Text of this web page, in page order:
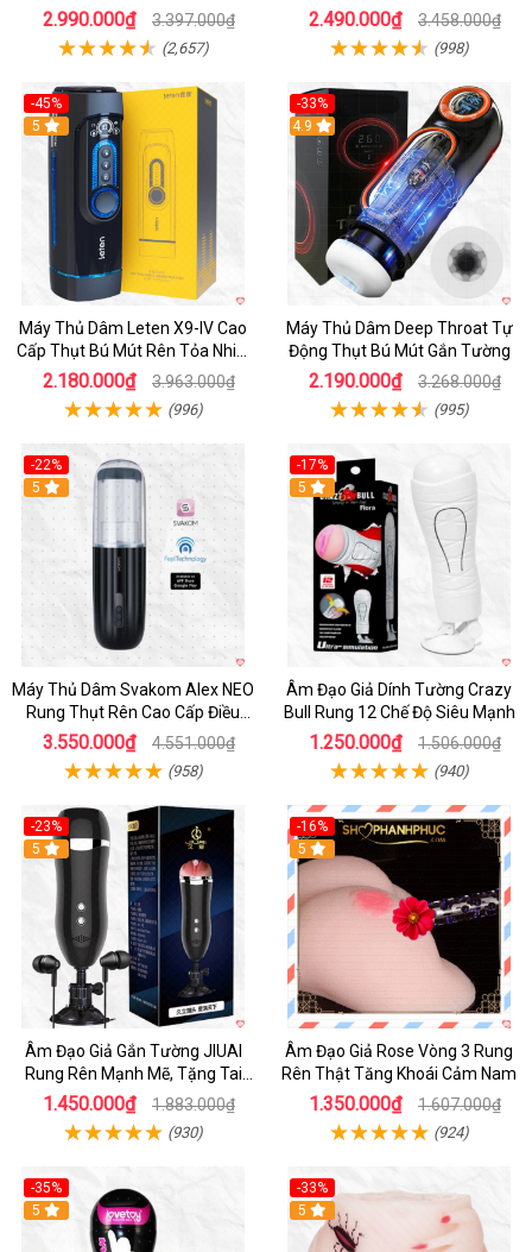
Phê
2.990.000₫ 3.397.000₫
(2,657)
2.490.000₫ 3.458.000₫
(998)
-45%
Hot
5
Máy Thủ Dâm Leten X9-IV Cao
Cấp Thụt Bú Mút Rên Tỏa Nhiệt
Sạc Pin
2.180.000₫ 3.963.000₫
(996)
-33%
Hot
4.9
Máy Thủ Dâm Deep Throat Tự
Động Thụt Bú Mút Gắn Tường
2.190.000₫ 3.268.000₫
(995)
-22%
5
Máy Thủ Dâm Svakom Alex NEO
Rung Thụt Rên Cao Cấp Điều
Khiển App
3.550.000₫ 4.551.000₫
(958)
-17%
5
Âm Đạo Giả Dính Tường Crazy
Bull Rung 12 Chế Độ Siêu Mạnh
1.250.000₫ 1.506.000₫
(940)
-23%
5
Âm Đạo Giả Gắn Tường JIUAI
Rung Rên Mạnh Mẽ, Tặng Tai
Nghe
1.450.000₫ 1.883.000₫
(930)
-16%
5
Âm Đạo Giả Rose Vòng 3 Rung
Rên Thật Tăng Khoái Cảm Nam
1.350.000₫ 1.607.000₫
(924)
-35%
5
-33%
5